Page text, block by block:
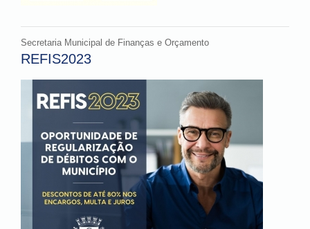
Secretaria Municipal de Finanças e Orçamento
REFIS2023